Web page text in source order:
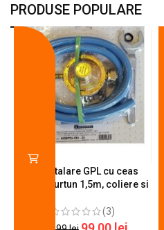
PRODUSE POPULARE
Kit instalare GPL cu ceas
butelie, furtun 1,5m, coliere si
(3)